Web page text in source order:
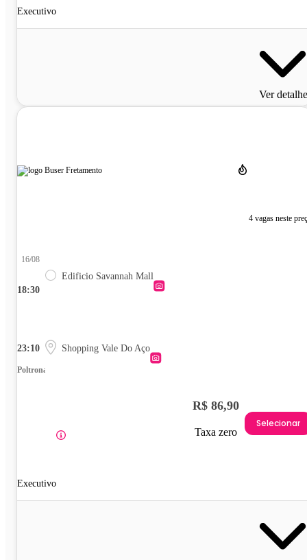
Executivo
Ver
4 vagas neste
18:30
16/08
Edificio Savannah Mall
23:10 Shopping Vale Do Aço
Poltrona
Executivo
R$ 86,90
Taxa zero
Selecionar